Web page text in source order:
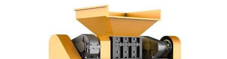
Επικοινωνήστε μαζί μας